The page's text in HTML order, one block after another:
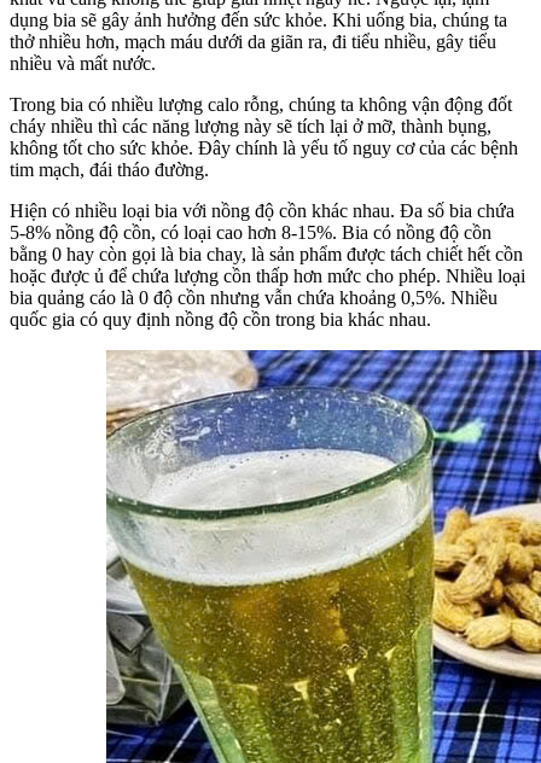
dụng bia sẽ gây ảnh hưởng đến sức khỏe. Khi uống bia, chúng ta
thở nhiều hơn, mạch máu dưới da giãn ra, đi tiểu nhiều, gây tiểu
nhiều và mất nước.
Trong bia có nhiều lượng calo rỗng, chúng ta không vận động đốt
cháy nhiều thì các năng lượng này sẽ tích lại ở mỡ, thành bụng,
không tốt cho sức khỏe. Đây chính là yếu tố nguy cơ của các bệnh
tim mạch, đái tháo đường.
Hiện có nhiều loại bia với nồng độ cồn khác nhau. Đa số bia chứa
5-8% nồng độ cồn, có loại cao hơn 8-15%. Bia có nồng độ cồn
bằng 0 hay còn gọi là bia chay, là sản phẩm được tách chiết hết cồn
hoặc được ủ để chứa lượng cồn thấp hơn mức cho phép. Nhiều loại
bia quảng cáo là 0 độ cồn nhưng vẫn chứa khoảng 0,5%. Nhiều
quốc gia có quy định nồng độ cồn trong bia khác nhau.